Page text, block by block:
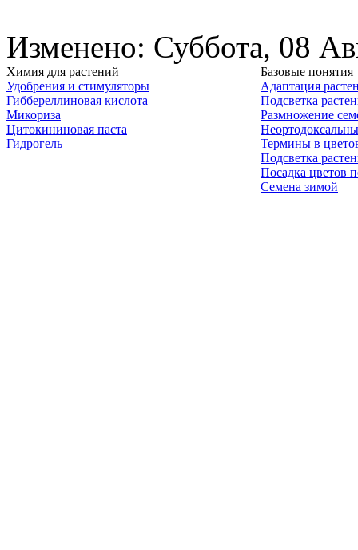
Изменено: Суббота, 08
Химия для растений
Удобрения и стимуляторы
Гиббереллиновая кислота
Микориза
Цитокининовая паста
Гидрогель
Базовые понятия
Адаптация
Подсветка
Размножение
Термины в
Подсветка
Посадка цветов
Семена зимой